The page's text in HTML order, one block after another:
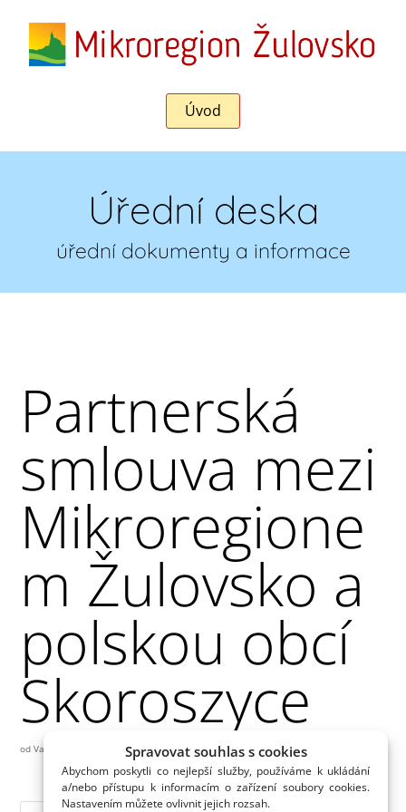
Spravovat souhlas s cookies
Abychom poskytli co nejlepší služby, používáme k ukládání
a/nebo přístupu k informacím o zařízení soubory cookies.
Nastavením můžete ovlivnit jejich rozsah.
Úvod
Úřední deska
úřední dokumenty a informace
Partnerská
smlouva mezi
Mikroregione
m Žulovsko a
polskou obcí
Skoroszyce
odVašek